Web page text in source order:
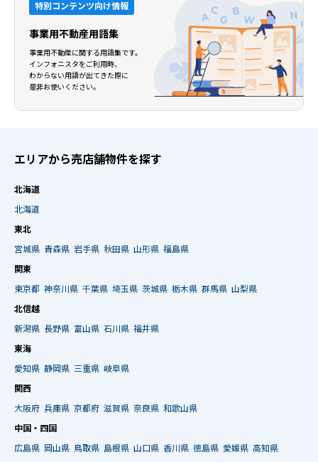
特別コンテンツ向け情報
事業用不動産用語集
事業用不動産に関する用語集です。
インフォニスタをご利用時、
わからない用語が出てきた際に
是非お使いください。
エリアから売店舗物件を探す
北海道
北海道
東北
宮城県 青森県 岩手県 秋田県 山形県 福島県
関東
東京都 神奈川県 千葉県 埼玉県 茨城県 栃木県 群馬県 山梨県
北信越
新潟県 長野県 富山県 石川県 福井県
東海
愛知県 静岡県 三重県 岐阜県
関西
大阪府 兵庫県 京都府 滋賀県 奈良県 和歌山県
中国・四国
広島県 岡山県 鳥取県 島根県 山口県 香川県 徳島県 愛媛県 高知県